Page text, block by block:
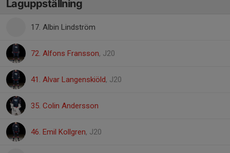
Laguppställning
17. Albin Lindström
72. Alfons Fransson, J20
41. Alvar Langenskiöld, J20
35. Colin Andersson
46. Emil Kollgren, J20